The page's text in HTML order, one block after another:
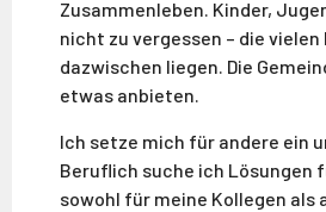
Zusammenleben. Kinder,
nicht zu vergessen – die vielen
dazwischen liegen. Die
etwas anbieten.
Ich setze mich für andere ein
Beruflich suche ich Lösungen
sowohl für meine Kollegen als